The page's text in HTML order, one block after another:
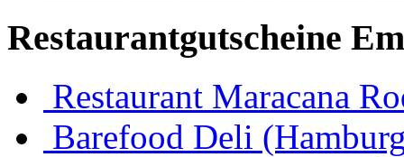
Restaurantgutscheine
Restaurant Maracana
Barefood Deli